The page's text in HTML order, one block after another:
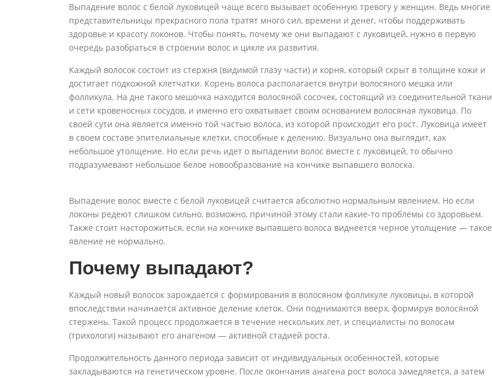
Выпадение волос с белой луковицей чаще всего вызывает особенную тревогу у женщин. Ведь многие
представительницы прекрасного пола тратят много сил, времени и денег, чтобы поддерживать
здоровье и красоту локонов. Чтобы понять, почему же они выпадают с луковицей, нужно в первую
очередь разобраться в строении волос и цикле их развития.
Каждый волосок состоит из стержня (видимой глазу части) и корня, который скрыт в толщине кожи и
достигает подкожной клетчатки. Корень волоса располагается внутри волосяного мешка или
фолликула. На дне такого мешочка находится волосяной сосочек, состоящий из соединительной ткани
и сети кровеносных сосудов, и именно его охватывает своим основанием волосяная луковица. По
своей сути она является именно той частью волоса, из которой происходит его рост. Луковица имеет
в своем составе эпителиальные клетки, способные к делению. Визуально она выглядит, как
небольшое утолщение. Но если речь идет о выпадении волос вместе с луковицей, то обычно
подразумевают небольшое белое новообразование на кончике выпавшего волоска.
Выпадение волос вместе с белой луковицей считается абсолютно нормальным явлением. Но если
локоны редеют слишком сильно, возможно, причиной этому стали какие-то проблемы со здоровьем.
Также стоит насторожиться, если на кончике выпавшего волоса виднеется черное утолщение — такое
явление не нормально.
Почему выпадают?
Каждый новый волосок зарождается с формирования в волосяном фолликуле луковицы, в которой
впоследствии начинается активное деление клеток. Они поднимаются вверх, формируя волосяной
стержень. Такой процесс продолжается в течение нескольких лет, и специалисты по волосам
(трихологи) называют его анагеном — активной стадией роста.
Продолжительность данного периода зависит от индивидуальных особенностей, которые
закладываются на генетическом уровне. После окончания анагена рост волоса замедляется, а затем